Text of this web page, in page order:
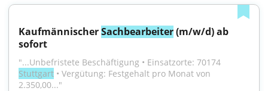
Kaufmännischer Sachbearbeiter (m/w/d) ab
sofort
Stuttgart • Vergütung: Festgehalt pro Monat von
2.350,00..."